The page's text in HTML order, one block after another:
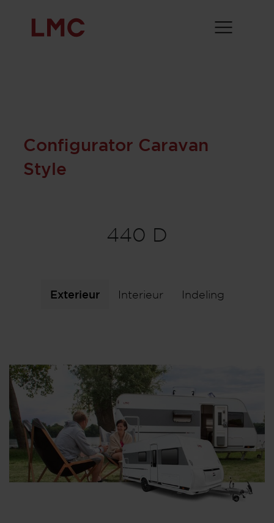
Configurator Caravan
Style
440 D
Exterieur Interieur Indeling